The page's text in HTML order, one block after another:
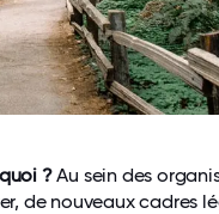
?Au sein des
de nouveaux cadres